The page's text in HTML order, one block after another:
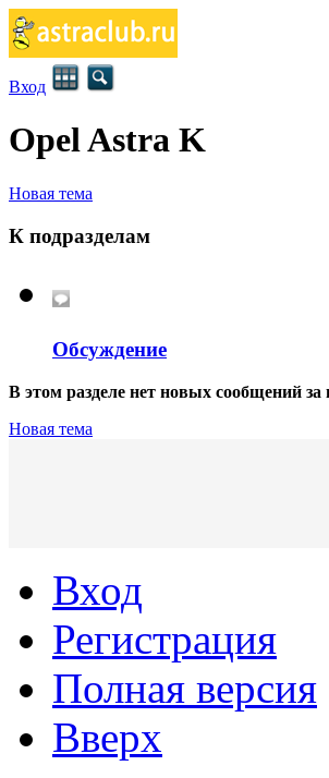
Вход
Opel Astra K
Новая тема
К подразделам
Обсуждение
В этом разделе нет новых сообщений за
Новая тема
Вход
Регистрация
Полная версия
Вверх